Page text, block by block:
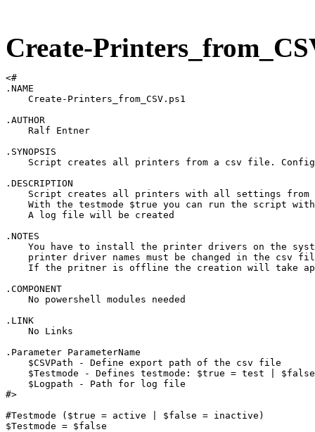
Create-
<#
.NAME
    Create-Printers_from_CSV.ps1
.AUTHOR
    Ralf Entner
.SYNOPSIS
Script creates all printers from a csv file.
.DESCRIPTION
Script creates all printers with all settings from
With the testmode $true you can run the script
    A log file will be created
.NOTES
You have to install the printer drivers on the
printer driver names must be changed in the csv
If the pritner is offline the creation will take
.COMPONENT
    No powershell modules needed
.LINK
    No Links
.Parameter ParameterName
    $CSVPath - Define export path of the csv file
$Testmode - Defines testmode: $true = test |
    $Logpath - Path for log file
#>
#Testmode ($true = active | $false = inactive)
$Testmode = $false